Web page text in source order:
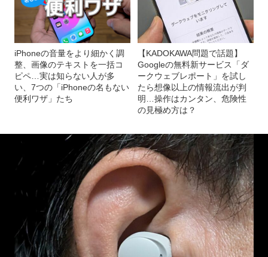
iPhoneの音量をより細かく調
整、画像のテキストを一括コ
ピペ…実は知らない人が多
い、7つの「iPhoneの名もない
便利ワザ」たち
【KADOKAWA問題で話題】
Googleの無料新サービス「ダ
ークウェブレポート」を試し
たら想像以上の情報流出が判
明…操作はカンタン、危険性
の見極め方は？